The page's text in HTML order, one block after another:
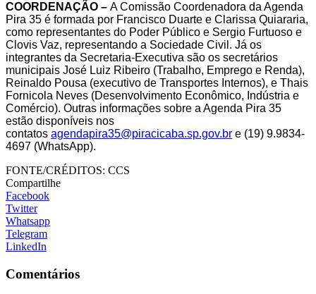
COORDENAÇÃO – A Comissão Coordenadora da Agenda
Pira 35 é formada por Francisco Duarte e Clarissa Quiararia,
como representantes do Poder Público e Sergio Furtuoso e
Clovis Vaz, representando a Sociedade Civil. Já os
integrantes da Secretaria-Executiva são os secretários
municipais José Luiz Ribeiro (Trabalho, Emprego e Renda),
Reinaldo Pousa (executivo de Transportes Internos), e Thais
Fornicola Neves (Desenvolvimento Econômico, Indústria e
Comércio). Outras informações sobre a Agenda Pira 35
estão disponíveis nos
contatos agendapira35@piracicaba.sp.gov.br e (19) 9.9834-
4697 (WhatsApp).
FONTE/CRÉDITOS: CCS
Compartilhe
Facebook
Twitter
Whatsapp
Telegram
LinkedIn
Comentários